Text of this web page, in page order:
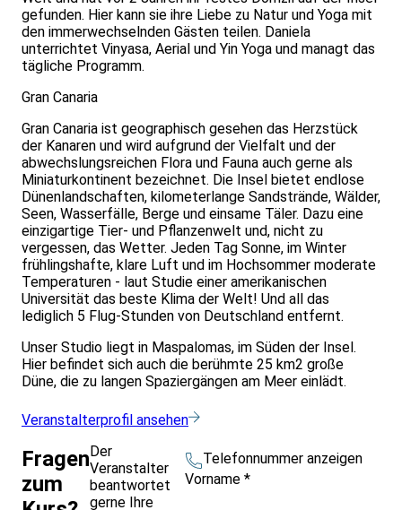
gefunden. Hier kann sie ihre Liebe zu Natur und Yoga mit
den immerwechselnden Gästen teilen. Daniela
unterrichtet Vinyasa, Aerial und Yin Yoga und managt das
tägliche Programm.
Gran Canaria
Gran Canaria ist geographisch gesehen das Herzstück
der Kanaren und wird aufgrund der Vielfalt und der
abwechslungsreichen Flora und Fauna auch gerne als
Miniaturkontinent bezeichnet. Die Insel bietet endlose
Dünenlandschaften, kilometerlange Sandstrände, Wälder,
Seen, Wasserfälle, Berge und einsame Täler. Dazu eine
einzigartige Tier- und Pflanzenwelt und, nicht zu
vergessen, das Wetter. Jeden Tag Sonne, im Winter
frühlingshafte, klare Luft und im Hochsommer moderate
Temperaturen - laut Studie einer amerikanischen
Universität das beste Klima der Welt! Und all das
lediglich 5 Flug-Stunden von Deutschland entfernt.
Unser Studio liegt in Maspalomas, im Süden der Insel.
Hier befindet sich auch die berühmte 25 km2 große
Düne, die zu langen Spaziergängen am Meer einlädt.
Veranstalterprofil ansehen
Fragen
zum
Der
Veranstalter
beantwortet
gerne Ihre
Telefonnummer anzeigen
Vorname *